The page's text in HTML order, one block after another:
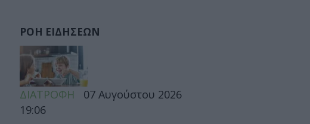
ΡΟΗ ΕΙΔΗΣΕΩΝ
ΔΙΑΤΡΟΦΗ
07 Αυγούστου 2026
19:06